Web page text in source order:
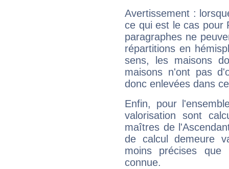
Avertissement :
ce qui est le cas pour
paragraphes ne
répartitions en
sens, les maisons
maisons n'ont pas
donc enlevées dans
Enfin, pour
valorisation sont
maîtres de
de calcul demeure
moins précises que
connue.